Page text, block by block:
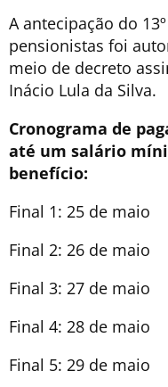
A antecipação do
pensionistas foi
meio de decreto
Inácio Lula da Silva.
Cronograma de
até um salário
benefício:
Final 1: 25 de maio
Final 2: 26 de maio
Final 3: 27 de maio
Final 4: 28 de maio
Final 5: 29 de maio